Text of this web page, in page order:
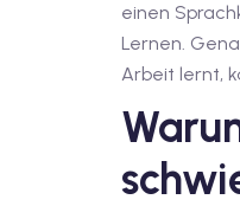
einen
Lernen.
Arbeit lernt,